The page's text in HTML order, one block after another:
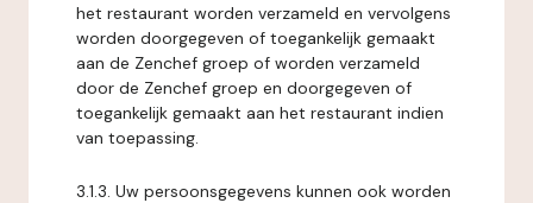
het restaurant worden verzameld en vervolgens
worden doorgegeven of toegankelijk gemaakt
aan de Zenchef groep of worden verzameld
door de Zenchef groep en doorgegeven of
toegankelijk gemaakt aan het restaurant indien
van toepassing.
3.1.3. Uw persoonsgegevens kunnen ook worden